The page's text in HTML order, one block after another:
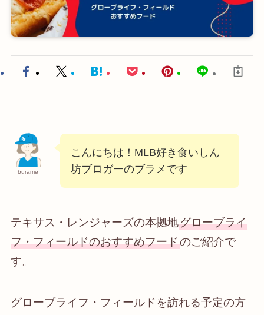
burame
こんにちは！MLB好き食いしん
坊ブロガーのブラメです
テキサス・レンジャーズの本拠地グローブライ
フ・フィールドのおすすめフードのご紹介で
す。
グローブライフ・フィールドを訪れる予定の方